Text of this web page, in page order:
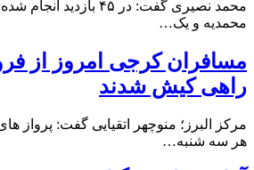
محمدیه و یک…
مسافران کرجی امروز از
راهی کیش شدند
مرکز البرز؛ منوچهر اتقیایی گفت: پرواز
هر سه شنبه…